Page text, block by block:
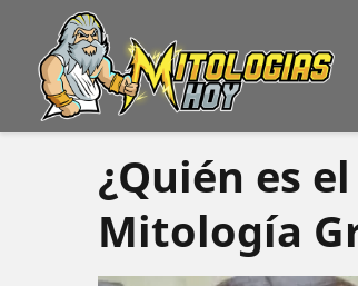
¿Quién es
Mitología